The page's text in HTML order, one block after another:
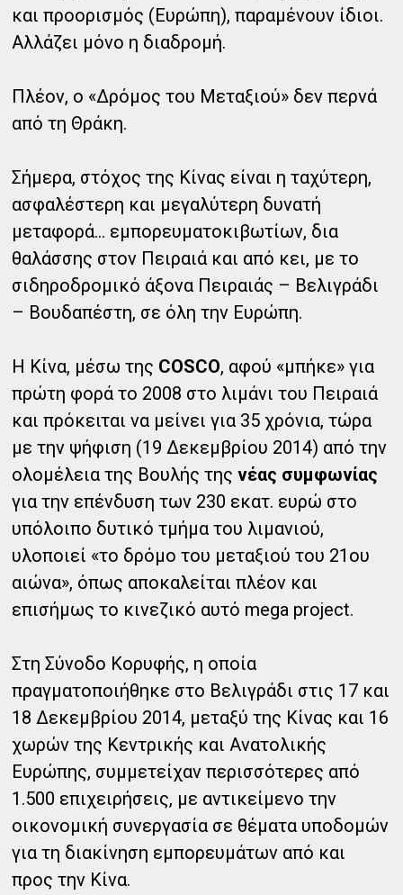
και προορισμός (Ευρώπη), παραμένουν ίδιοι.
Αλλάζει μόνο η διαδρομή.
Πλέον, ο «Δρόμος του Μεταξιού» δεν περνά
από τη Θράκη.
Σήμερα, στόχος της Κίνας είναι η ταχύτερη,
ασφαλέστερη και μεγαλύτερη δυνατή
μεταφορά... εμπορευματοκιβωτίων, δια
θαλάσσης στον Πειραιά και από κει, με το
σιδηροδρομικό άξονα Πειραιάς – Βελιγράδι
– Βουδαπέστη, σε όλη την Ευρώπη.
Η Κίνα, μέσω της COSCO, αφού «μπήκε» για
πρώτη φορά το 2008 στο λιμάνι του Πειραιά
και πρόκειται να μείνει για 35 χρόνια, τώρα
με την ψήφιση (19 Δεκεμβρίου 2014) από την
ολομέλεια της Βουλής τηςνέας συμφωνίας
για την επένδυση των 230 εκατ. ευρώ στο
υπόλοιπο δυτικό τμήμα του λιμανιού,
υλοποιεί «το δρόμο του μεταξιού του 21ου
αιώνα», όπως αποκαλείται πλέον και
επισήμως το κινεζικό αυτό mega project.
Στη Σύνοδο Κορυφής, η οποία
πραγματοποιήθηκε στο Βελιγράδι στις 17 και
18 Δεκεμβρίου 2014, μεταξύ της Κίνας και 16
χωρών της Κεντρικής και Ανατολικής
Ευρώπης, συμμετείχαν περισσότερες από
1.500 επιχειρήσεις, με αντικείμενο την
οικονομική συνεργασία σε θέματα υποδομών
για τη διακίνηση εμπορευμάτων από και
προς την Κίνα.